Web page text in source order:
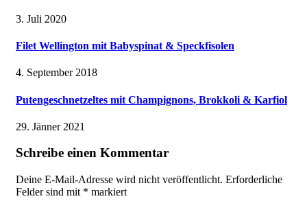
3. Juli 2020
Filet Wellington mit Babyspinat & Speckfisolen
4. September 2018
Putengeschnetzeltes mit Champignons, Brokkoli & Karfiol
29. Jänner 2021
Schreibe einen Kommentar
Deine E-Mail-Adresse wird nicht veröffentlicht. Erforderliche
Felder sind mit * markiert